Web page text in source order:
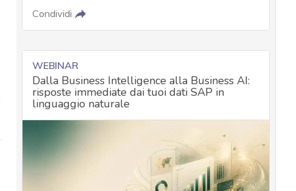
Condividi
WEBINAR
Dalla Business Intelligence alla Business AI:
risposte immediate dai tuoi dati SAP in
linguaggio naturale